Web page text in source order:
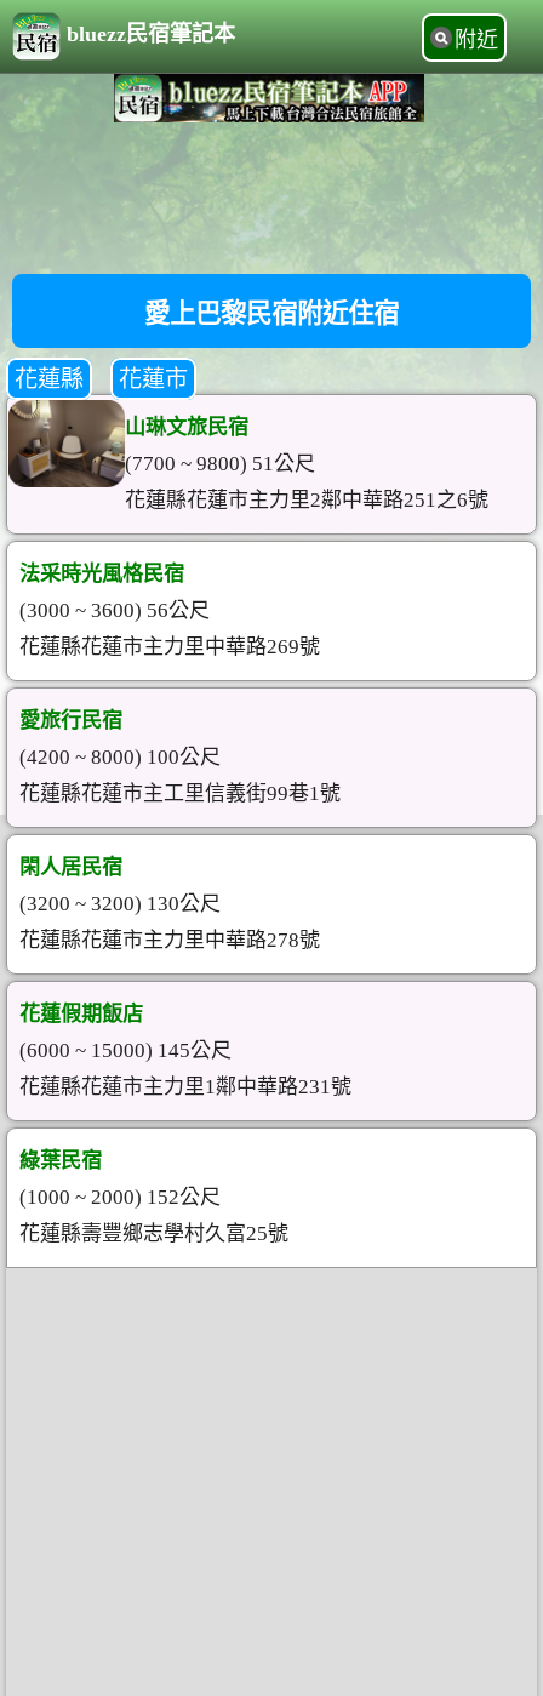
bluezz民宿筆記本 附近
愛上巴黎民宿附近住宿
花蓮縣 花蓮市
山琳文旅民宿
(7700 ~ 9800) 51公尺
花蓮縣花蓮市主力里2鄰中華路251之6號
法采時光風格民宿
(3000 ~ 3600) 56公尺
花蓮縣花蓮市主力里中華路269號
愛旅行民宿
(4200 ~ 8000) 100公尺
花蓮縣花蓮市主工里信義街99巷1號
閑人居民宿
(3200 ~ 3200) 130公尺
花蓮縣花蓮市主力里中華路278號
花蓮假期飯店
(6000 ~ 15000) 145公尺
花蓮縣花蓮市主力里1鄰中華路231號
綠葉民宿
(1000 ~ 2000) 152公尺
花蓮縣壽豐鄉志學村久富25號